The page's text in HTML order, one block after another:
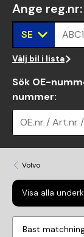
Ange reg.nr:
SE
Välj bil i lista
Sök OE-
nummer:
OE.nr / Art.nr
Volvo
Visa alla
Bäst